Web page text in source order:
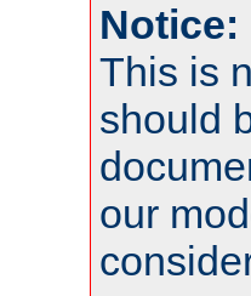
Notice:
This is
should
our